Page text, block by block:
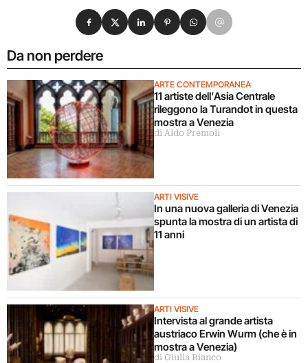
Da non perdere
ARTE CONTEMPORANEA
11 artiste dell’Asia Centrale
rileggono la Turandot in questa
mostra a Venezia
di Aldo Premoli
ARTI VISIVE
In una nuova galleria di Venezia
spunta la mostra di un artista di
11 anni
ARTI VISIVE
Intervista al grande artista
austriaco Erwin Wurm (che è in
mostra a Venezia)
di Giulia Bianco
Condividi su Facebook
Condividi su X
Condividi su LinkedIn
Condividi su Pinterest
Condividi su WhatsApp
Condividi su Email